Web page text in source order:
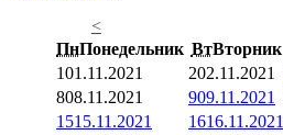
<
ПнПонедельник ВтВторник
101.11.2021 202.11.2021
808.11.2021 909.11.2021
1515.11.2021 1616.11.2021